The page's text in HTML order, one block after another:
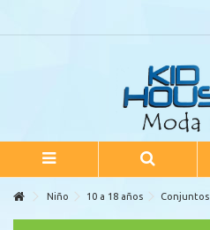
Niño 10 a 18 años Conjuntos